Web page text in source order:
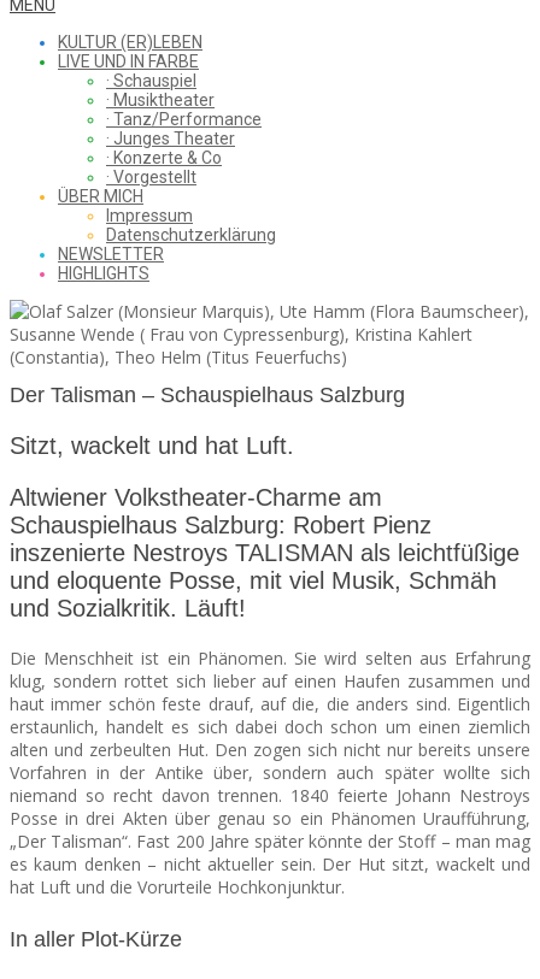
WHAT
SAW
FROM
THE
CHEAP
SEATS
Menu
MENU
KULTUR (ER)LEBEN
LIVE UND IN FARBE
· Schauspiel
· Musiktheater
· Tanz/Performance
· Junges Theater
· Konzerte & Co
· Vorgestellt
ÜBER MICH
Impressum
Datenschutzerklärung
NEWSLETTER
HIGHLIGHTS
Der Talisman – Schauspielhaus Salzburg
Sitzt, wackelt und hat Luft.
Altwiener Volkstheater-Charme am
Schauspielhaus Salzburg: Robert Pienz
inszenierte Nestroys TALISMAN als leichtfüßige
und eloquente Posse, mit viel Musik, Schmäh
und Sozialkritik. Läuft!
Die Menschheit ist ein Phänomen. Sie wird selten aus Erfahrung
klug, sondern rottet sich lieber auf einen Haufen zusammen und
haut immer schön feste drauf, auf die, die anders sind. Eigentlich
erstaunlich, handelt es sich dabei doch schon um einen ziemlich
alten und zerbeulten Hut. Den zogen sich nicht nur bereits unsere
Vorfahren in der Antike über, sondern auch später wollte sich
niemand so recht davon trennen. 1840 feierte Johann Nestroys
Posse in drei Akten über genau so ein Phänomen Uraufführung,
„Der Talisman“. Fast 200 Jahre später könnte der Stoff – man mag
es kaum denken – nicht aktueller sein. Der Hut sitzt, wackelt und
hat Luft und die Vorurteile Hochkonjunktur.
In aller Plot-Kürze